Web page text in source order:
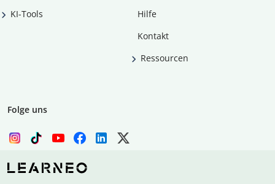
KI-Tools
Hilfe
Kontakt
Ressourcen
Folge uns